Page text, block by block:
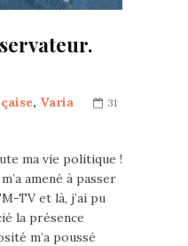
, Varia
31
ma vie politique !
amené à passer
TV et là, j’ai pu
la présence
m’a poussé